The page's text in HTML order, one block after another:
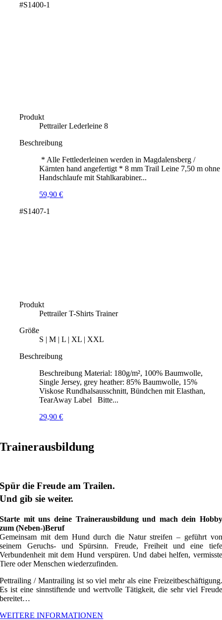
#S1400-1
Produkt
Pettrailer Lederleine 8
Beschreibung
* Alle Fettlederleinen werden in Magdalensberg /
Kärnten hand angefertigt * 8 mm Trail Leine 7,50 m ohne
Handschlaufe mit Stahlkarabiner...
59,90€
#S1407-1
Produkt
Pettrailer T-Shirts Trainer
Größe
S | M | L | XL | XXL
Beschreibung
Beschreibung Material: 180g/m², 100% Baumwolle,
Single Jersey, grey heather: 85% Baumwolle, 15%
Viskose Rundhalsausschnitt, Bündchen mit Elasthan,
TearAway Label Bitte...
29,90€
Trainerausbildung
Spür die Freude am Trailen.
Und gib sie weiter.
Starte mit uns deine Trainerausbildung und mach dein Hobby
zum (Neben-)Beruf
Gemeinsam mit dem Hund durch die Natur streifen – geführt von
seinem Geruchs- und Spürsinn. Freude, Freiheit und eine tiefe
Verbundenheit mit dem Hund verspüren. Und dabei helfen, vermisste
Tiere oder Menschen wiederzufinden.
Pettrailing / Mantrailing ist so viel mehr als eine Freizeitbeschäftigung.
Es ist eine sinnstiftende und wertvolle Tätigkeit, die sehr viel Freude
bereitet…
WEITERE INFORMATIONEN